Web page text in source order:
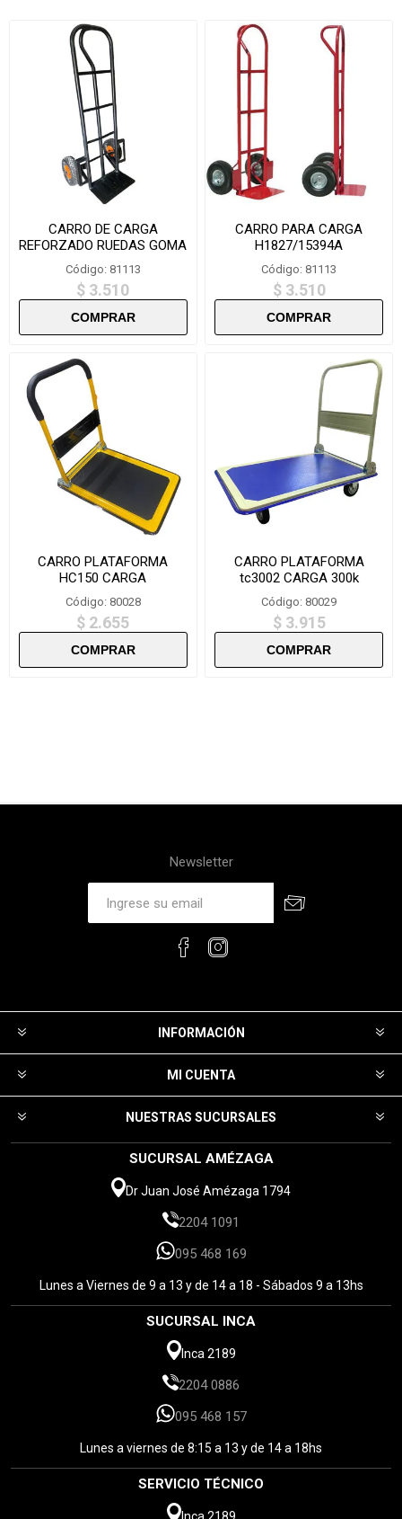
CARRO DE CARGA
REFORZADO RUEDAS GOMA
LHC-120
Código: 81113
$ 3.510
CARRO PARA CARGA
H1827/15394A
Código: 81113
$ 3.510
CARRO PLATAFORMA
HC150 CARGA
Código: 80028
$ 2.655
CARRO PLATAFORMA
tc3002 CARGA 300k
Código: 80029
$ 3.915
Newsletter
INFORMACIÓN
MI CUENTA
NUESTRAS SUCURSALES
SUCURSAL AMÉZAGA
Dr Juan José Amézaga 1794
2204 1091
095 468 169
Lunes a Viernes de 9 a 13 y de 14 a 18 - Sábados 9 a 13hs
SUCURSAL INCA
Inca 2189
2204 0886
095 468 157
Lunes a viernes de 8:15 a 13 y de 14 a 18hs
SERVICIO TÉCNICO
Inca 2189